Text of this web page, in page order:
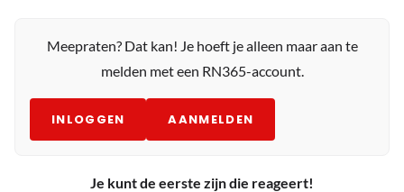
Meepraten? Dat kan! Je hoeft je alleen maar aan te
melden met een RN365-account.
INLOGGEN AANMELDEN
Je kunt de eerste zijn die reageert!